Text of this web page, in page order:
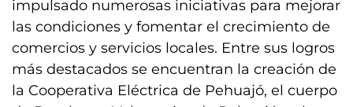
impulsado numerosas iniciativas para mejorar
las condiciones y fomentar el crecimiento de
comercios y servicios locales. Entre sus logros
más destacados se encuentran la creación de
la Cooperativa Eléctrica de Pehuajó, el cuerpo